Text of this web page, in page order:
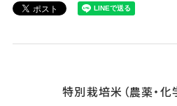
特別栽培米（農薬・化